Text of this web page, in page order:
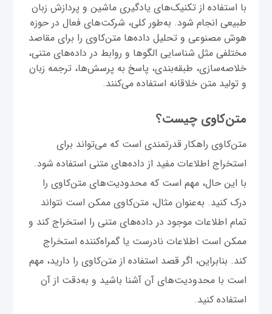
با استفاده از تکنیک‌های یادگیری ماشین و پردازش زبان
طبیعی انجام شود. به‌طور کلی، شرکت‌های فعال در حوزه
هوش مصنوعی و تحلیل داده‌ها متن‌کاوی را برای مقاصد
مختلفی مثل شناسایی الگوها و روابط در داده‌های متنی،
خلاصه‌سازی، طبقه‌بندی، پاسخ به پرسش‌ها، ترجمه زبان
و تولید متن خلاقانه استفاده می‌کنند.
متن‌کاوی چیست؟
متن‌کاوی راهکار قدرتمندی است که می‌تواند برای
استخراج اطلاعات مفید از داده‌های متنی استفاده شود.
با این حال، مهم است که محدودیت‌های متن‌کاوی را
درک کنید. به‌عنوان مثال، متن‌کاوی ممکن است نتواند
تمام اطلاعات موجود در داده‌های متنی را استخراج کند و
ممکن است اطلاعات نادرست یا گمراه‌کننده استخراج
کند. بنابراین، اگر قصد استفاده از متن‌کاوی را دارید، مهم
است با محدودیت‌های آن آشنا باشید و به‌دقت از آن
استفاده کنید.